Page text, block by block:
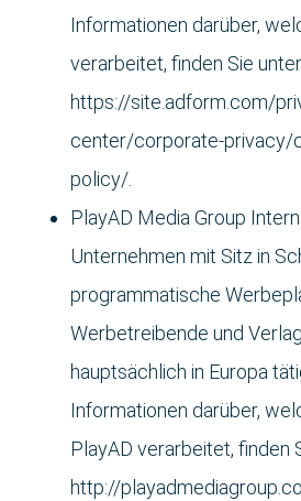
Informationen darüber,
verarbeitet, finden Sie unter
https://site.adform.com/
center/corporate-privacy/
policy/.
PlayAD Media Group
Unternehmen mit Sitz in
programmatische
Werbetreibende und
hauptsächlich in Europa
Informationen darüber,
PlayAD verarbeitet, finden
http://